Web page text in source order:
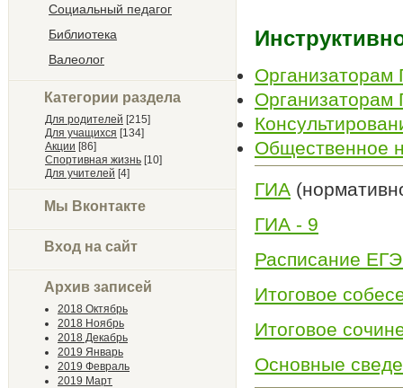
Социальный педагог
Библиотека
Валеолог
Категории раздела
Для родителей [215]
Для учащихся [134]
Акции [86]
Спортивная жизнь [10]
Для учителей [4]
Мы Вконтакте
Вход на сайт
Архив записей
2018 Октябрь
2018 Ноябрь
2018 Декабрь
2019 Январь
2019 Февраль
2019 Март
Организаторам
Общественное
ГИА
ГИА - 9
Расписание
Итоговое
Итоговое
Основные